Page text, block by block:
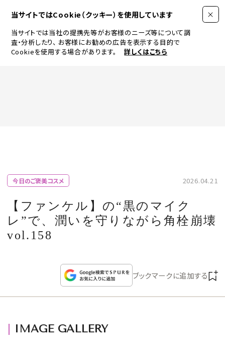
当サイトではCookie（クッキー）を使用しています
当サイトでは当社の提携先等がお客様のニーズ等について調
査・分析したり、 お客様にお勧めの広告を表示する目的で
Cookieを使用する場合があります。
詳しくはこちら
JEWELRY & WATCH
LIFESTYLE
CULTURE
CELEBRITY
WEDDING
今日のご褒美コスメ 2026.04.21
【ファンケル】の“黒のマイク
レ”で、潤いを守りながら角栓崩壊
vol.158
ブックマークに追加する
IMAGE GALLERY